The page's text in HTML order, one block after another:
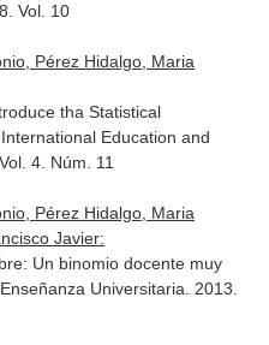
Vol. 10
Pérez Hidalgo, Maria
tha Statistical
Education and
4. Núm. 11
Pérez Hidalgo, Maria
Javier:
Un binomio docente muy
Universitaria . 2013.